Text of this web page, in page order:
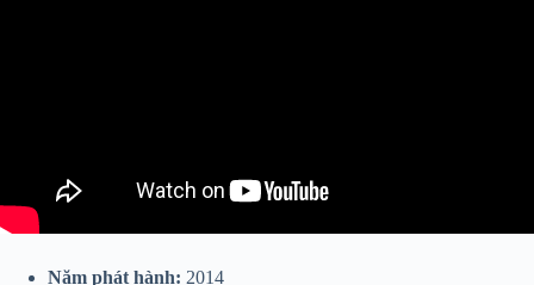
Năm phát hành: 2014